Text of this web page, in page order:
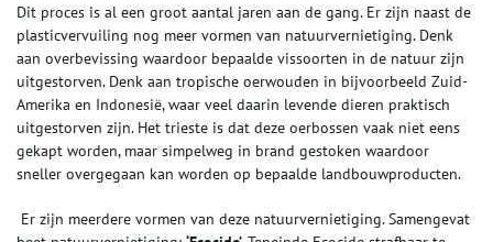
Dit proces is al een groot aantal jaren aan de gang. Er zijn naast de
plasticvervuiling nog meer vormen van natuurvernietiging. Denk
aan overbevissing waardoor bepaalde vissoorten in de natuur zijn
uitgestorven. Denk aan tropische oerwouden in bijvoorbeeld Zuid-
Amerika en Indonesië, waar veel daarin levende dieren praktisch
uitgestorven zijn. Het trieste is dat deze oerbossen vaak niet eens
gekapt worden, maar simpelweg in brand gestoken waardoor
sneller overgegaan kan worden op bepaalde landbouwproducten.
Er zijn meerdere vormen van deze natuurvernietiging. Samengevat